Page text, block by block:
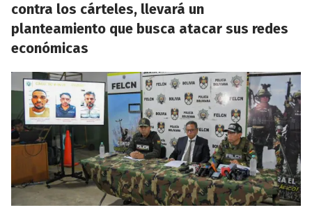
contra los cárteles, llevará un
planteamiento que busca atacar sus redes
económicas